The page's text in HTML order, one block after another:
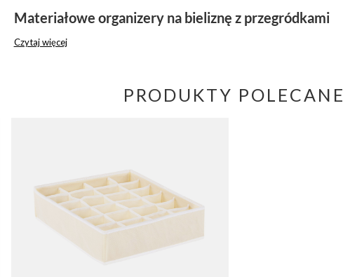
Materiałowe organizery na bieliznę z przegródkami
Czytaj więcej
PRODUKTY POLECANE